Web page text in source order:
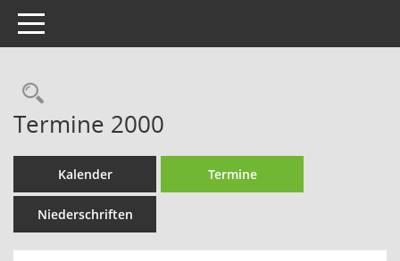
Toggle navigation
Rechercheauswahl
Termine 2000
Kalender Termine
Niederschriften